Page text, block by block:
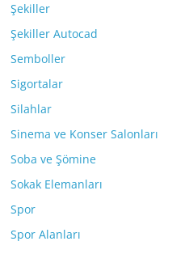
Şekiller
Şekiller Autocad
Semboller
Sigortalar
Silahlar
Sinema ve Konser Salonları
Soba ve Şömine
Sokak Elemanları
Spor
Spor Alanları